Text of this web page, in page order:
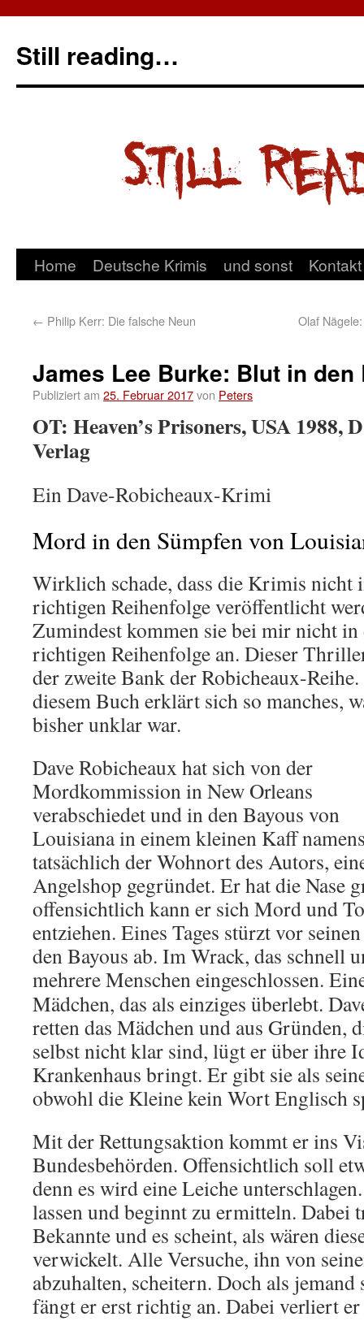
Still reading…
Home Deutsche Krimis und sonst Kontakt
← Philip Kerr: Die falsche Neun Olaf
James Lee Burke: Blut in den
Publiziert am 25. Februar 2017von Peters
OT: Heaven’s Prisoners, USA 1988,
Verlag
Ein Dave-Robicheaux-Krimi
Mord in den Sümpfen von
Wirklich schade, dass die Krimis nicht
richtigen Reihenfolge veröffentlicht
Zumindest kommen sie bei mir nicht in
richtigen Reihenfolge an. Dieser
der zweite Bank der Robicheaux-
diesem Buch erklärt sich so manches,
bisher unklar war.
Dave Robicheaux hat sich von der
Mordkommission in New Orleans
verabschiedet und in den Bayous von
Louisiana in einem kleinen Kaff
tatsächlich der Wohnort des Autors,
Angelshop gegründet. Er hat die Nase
offensichtlich kann er sich Mord und
entziehen. Eines Tages stürzt vor
den Bayous ab. Im Wrack, das schnell
mehrere Menschen eingeschlossen.
Mädchen, das als einziges überlebt.
retten das Mädchen und aus Gründen,
selbst nicht klar sind, lügt er über ihre
Krankenhaus bringt. Er gibt sie als
obwohl die Kleine kein Wort Englisch
Mit der Rettungsaktion kommt er ins
Bundesbehörden. Offensichtlich soll
denn es wird eine Leiche
lassen und beginnt zu ermitteln. Dabei
Bekannte und es scheint, als wären
verwickelt. Alle Versuche, ihn von
abzuhalten, scheitern. Doch als
fängt er erst richtig an. Dabei verliert